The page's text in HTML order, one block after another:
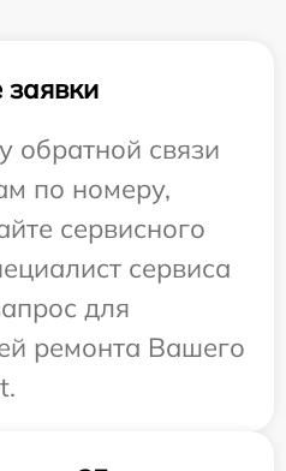
обратной связи
по номеру,
сервисного
сервиса
для
ремонта Вашего